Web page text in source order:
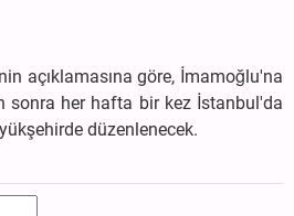
açıklamasına göre, İmamoğlu'na
sonra her hafta bir kez İstanbul'da
düzenlenecek.